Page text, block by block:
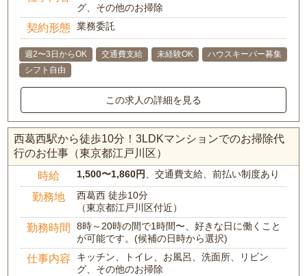
グ、その他のお掃除
契約形態 業務委託
週2〜3日からOK 交通費支給 未経験OK
ハウスキーパー募集
シフト自由
この求人の詳細を見る
西葛西駅から徒歩10分！3LDKマンションでのお掃除代
行のお仕事（東京都江戸川区）
時給 1,500〜1,860円、交通費支給、前払い制度あり
勤務地
西葛西 徒歩10分
（東京都江戸川区付近）
勤務時間
8時～20時の間で1時間〜、好きな日に働くこと
が可能です。(候補の日時から選択)
仕事内容
キッチン、トイレ、お風呂、洗面所、リビン
グ、その他のお掃除